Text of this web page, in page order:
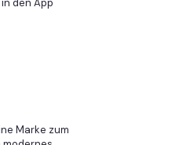
Marke zum